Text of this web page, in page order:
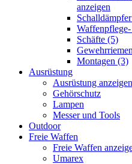
anzeigen
Schäfte (5)
Montagen (3)
Ausrüstung
Ausrüstung anzeigen
Gehörschutz
Lampen
Messer und Tools
Outdoor
Freie Waffen
Freie Waffen
Umarex